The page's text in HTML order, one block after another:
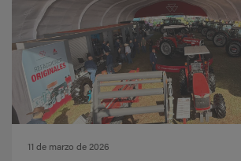
11 de marzo de 2026